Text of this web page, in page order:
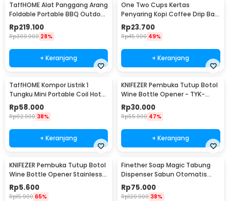
TaffHOME Alat Panggang Arang
Foldable Portable BBQ Outdoor
Grill Stove - HWSK77
Rp219.100
Rp300.900 28%
+ Keranjang
One Two Cups Kertas
Penyaring Kopi Coffee Drip Bag
Paper Filter 50PCS - T111
Rp23.700
Rp45.900 49%
+ Keranjang
TaffHOME Kompor Listrik 1
Tungku Mini Portable Coil Hot
Plate 500W - C1-1000-03
Rp58.000
Rp92.900 38%
+ Keranjang
KNIFEZER Pembuka Tutup Botol
Wine Bottle Opener - TYK-
074B
Rp30.000
Rp55.900 47%
+ Keranjang
KNIFEZER Pembuka Tutup Botol
Wine Bottle Opener Stainless
Steel - WS01
Rp5.600
Rp15.900 65%
Finether Soap Magic Tabung
Dispenser Sabun Otomatis
400ml - AD-03
Rp75.000
Rp120.900 38%